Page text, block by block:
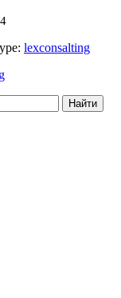
lexconsalting